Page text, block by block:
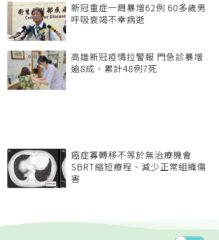
新冠重症一周暴增62例 60多歲男
呼吸衰竭不幸病逝
高雄新冠疫情拉警報 門急診暴增
逾8成、累計48例7死
癌症寡轉移不等於無治療機會
SBRT縮短療程、減少正常組織傷
害